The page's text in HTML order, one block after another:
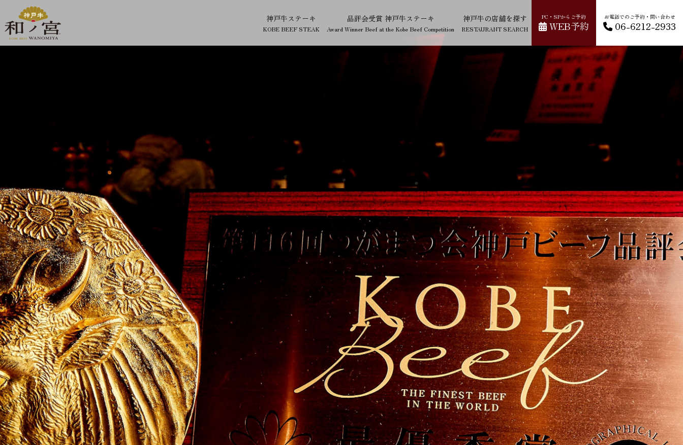
神戸牛ステーキ
KOBE BEEF STEAK
品評会受賞 神戸牛ステーキ
Award Winner Beef at the Kobe Beef Competition
神戸牛の店舗を探す
RESTAURANT SEARCH
PC・SPからご予約
WEB予約
お電話でのご予約・問い合わせ
06-6212-2933